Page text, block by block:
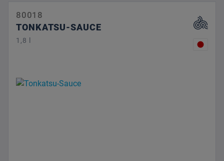
80018
TONKATSU-SAUCE
1,8 l